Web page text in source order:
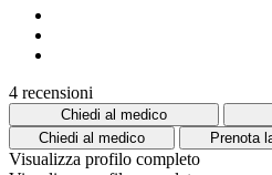
4 recensioni
Chiedi al medico
Chiedi al medico
Prenota
Visualizza profilo completo